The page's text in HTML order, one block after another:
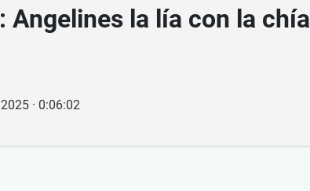
Angelines la lía con la chía
· 0:06:02